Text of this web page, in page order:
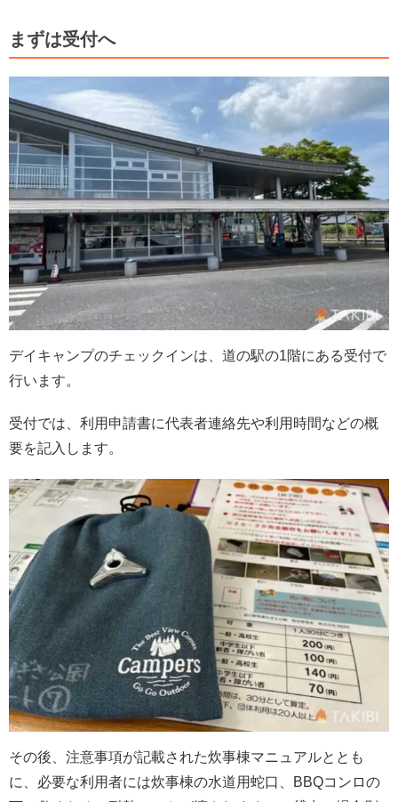
まずは受付へ
デイキャンプのチェックインは、道の駅の1階にある受付で
行います。
受付では、利用申請書に代表者連絡先や利用時間などの概
要を記入します。
その後、注意事項が記載された炊事棟マニュアルととも
に、必要な利用者には炊事棟の水道用蛇口、BBQコンロの